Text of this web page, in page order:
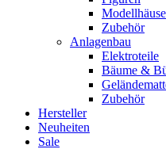
Zubehör
Anlagenbau
Elektroteile
Bäume &
Zubehör
Hersteller
Neuheiten
Sale